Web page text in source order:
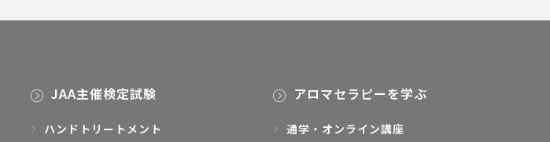
JAA主催検定試験
ハンドトリートメント
アロマセラピーを学ぶ
通学・オンライン講座